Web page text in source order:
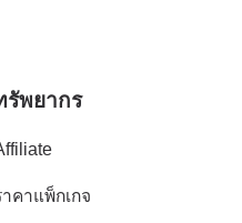
รัพยากร
าคาแพ็กเกจ